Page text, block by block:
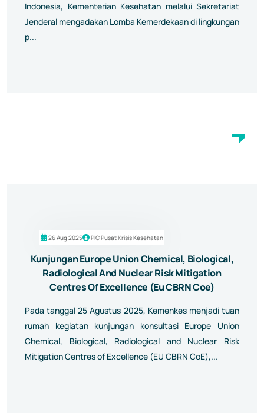
Indonesia, Kementerian Kesehatan melalui Sekretariat
Jenderal mengadakan Lomba Kemerdekaan di lingkungan
p...
26 Aug 2025 PIC Pusat Krisis Kesehatan
Kunjungan Europe Union Chemical, Biological,
Radiological And Nuclear Risk Mitigation
Centres Of Excellence (Eu CBRN Coe)
Pada tanggal 25 Agustus 2025, Kemenkes menjadi tuan
rumah kegiatan kunjungan konsultasi Europe Union
Chemical, Biological, Radiological and Nuclear Risk
Mitigation Centres of Excellence (EU CBRN CoE),...